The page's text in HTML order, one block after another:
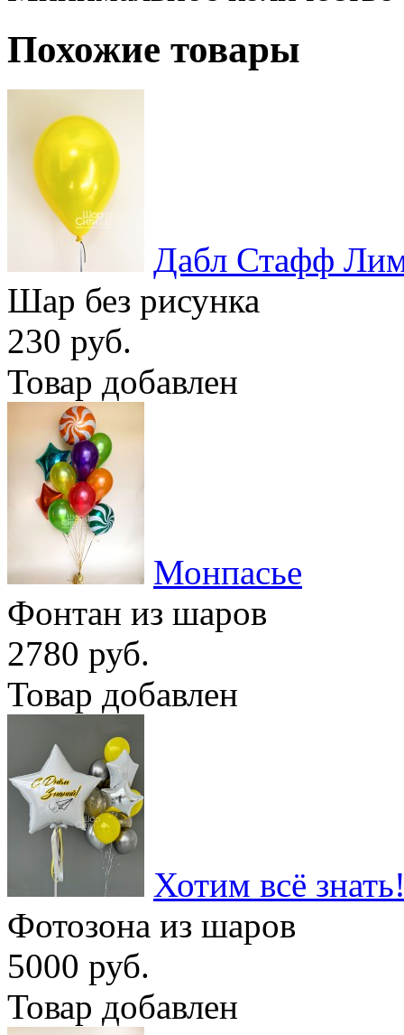
Похожие товары
Дабл Стафф
Шар без рисунка
230 руб.
Товар добавлен
Монпасье
Фонтан из шаров
2780 руб.
Товар добавлен
Хотим всё
Фотозона из шаров
5000 руб.
Товар добавлен